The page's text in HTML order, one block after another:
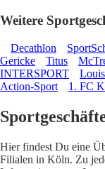
Weitere
Decathlon
Gericke
Titus
INTERSPORT
Louis
Action-Sport
1. FC
Hier findest Du eine
Filialen in Köln. Zu